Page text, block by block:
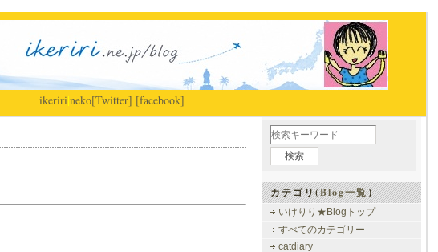
ikeriri|neko[Twitter] [facebook]
カテゴリ(Blog一覧）
いけりり★Blogトップ
すべてのカテゴリー
catdiary